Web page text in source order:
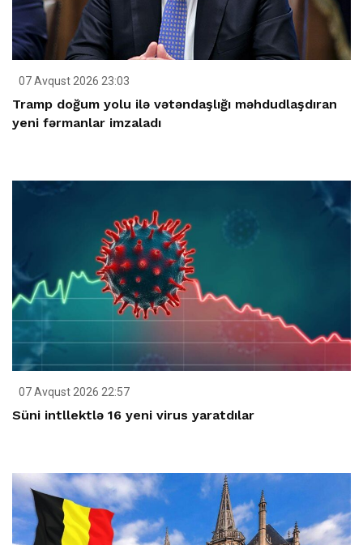
07 Avqust 2026 23:03
Tramp doğum yolu ilə vətəndaşlığı məhdudlaşdıran
yeni fərmanlar imzaladı
07 Avqust 2026 22:57
Süni intllektlə 16 yeni virus yaratdılar